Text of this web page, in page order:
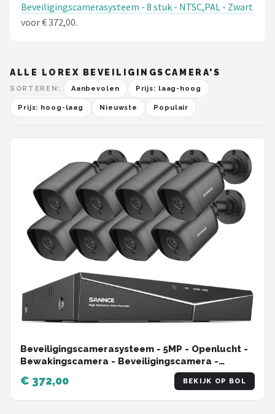
Beveiligingscamerasysteem - 8 stuk - NTSC,PAL - Zwart
voor € 372,00.
ALLE LOREX BEVEILIGINGSCAMERA'S
SORTEREN: Aanbevolen Prijs: laag-hoog
Prijs: hoog-laag Nieuwste Populair
Beveiligingscamerasysteem - 5MP - Openlucht -
Bewakingscamera - Beveiligingscamera -
Beveiligingscamerasysteem - 8 stuk - NTSC,PAL -
Zwart
€ 372,00 BEKIJK OP BOL